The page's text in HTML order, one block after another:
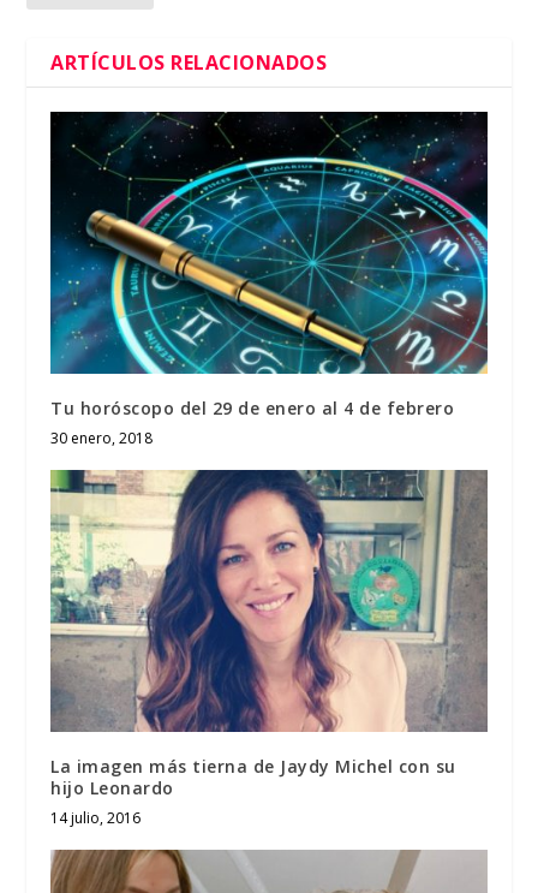
ARTÍCULOS RELACIONADOS
Tu horóscopo del 29 de enero al 4 de febrero
30 enero, 2018
La imagen más tierna de Jaydy Michel con su
hijo Leonardo
14 julio, 2016